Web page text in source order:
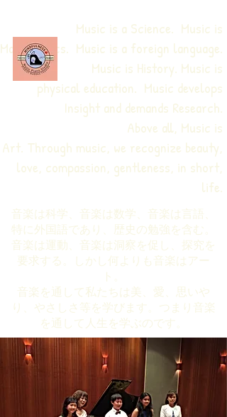
音楽は科学、音楽は数学、音楽は言語、
特に外国語であり、歴史の勉強を含む。
音楽は運動、音楽は洞察を促し、探究を
要求する。しかし何よりも音楽はアー
ト。
音楽を通して私たちは美、愛、思いや
り、やさしさ等を学びます。つまり音楽
を通して人生を学ぶのです。
Music is a Science. Music is
Mathematics. Music is a foreign language.
Music is History. Music is
physical education. Music develops
Insight and demands Research.
Above all, Music is
Art. Through music, we recognize beauty,
love, compassion, gentleness, in short,
life.